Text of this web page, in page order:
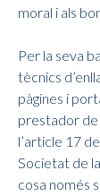
moral i als
Per la seva
tècnics
pàgines i
prestador
l’article 17
Societat de
cosa només